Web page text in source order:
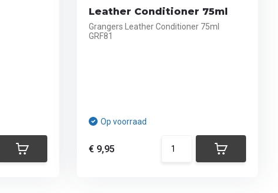
Leather Conditioner 75ml
Grangers Leather Conditioner 75ml
GRF81
Op voorraad
€ 9,95